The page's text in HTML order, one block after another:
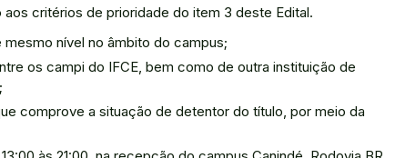
critérios de prioridade do item 3 deste Edital.
nível no âmbito do campus;
os campi do IFCE, bem como de outra instituição de
comprove a situação de detentor do título, por meio da